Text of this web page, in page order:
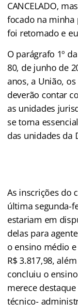
CANCELADO,
focado na minha
foi retomado e
O parágrafo 1º da
80, de junho de
anos, a União,
deverão contar
as unidades
se torna
das unidades da
As inscrições do
última segunda-
estariam em
delas para
o ensino médio
R$ 3.817,98,
concluiu o
merece
técnico-